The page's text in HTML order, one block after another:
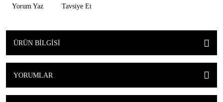
Yorum Yaz Tavsiye Et
ÜRÜN BILGISI
YORUMLAR